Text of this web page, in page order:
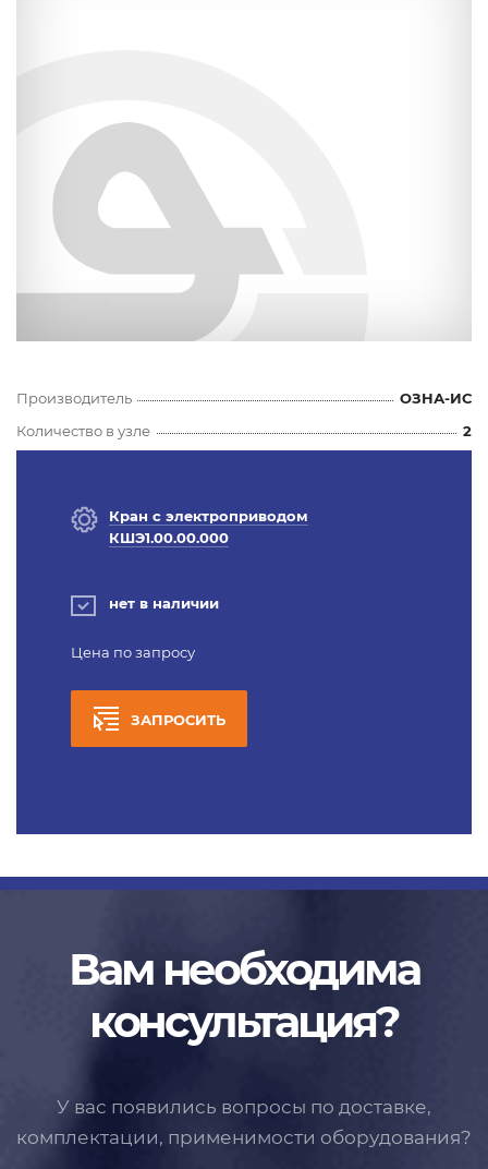
Производитель
ОЗНА-ИС
Количество в узле
2
Кран с электроприводом
КШЭ1.00.00.000
нет в наличии
Цена по запросу
ЗАПРОСИТЬ
Вам необходима
консультация?
У вас появились вопросы по доставке,
комплектации, применимости оборудования?